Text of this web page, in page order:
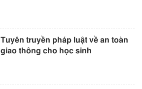
Tuyên truyền pháp luật về an toàn
giao thông cho học sinh